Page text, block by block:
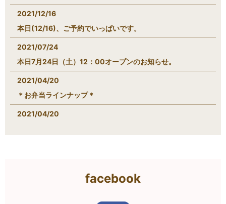
2021/12/16
本日(12/16)、ご予約でいっぱいです。
2021/07/24
本日7月24日（土）12：00オープンのお知らせ。
2021/04/20
＊お弁当ラインナップ＊
2021/04/20
facebook